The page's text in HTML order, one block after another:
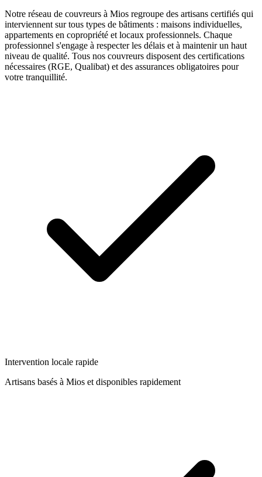
Notre réseau de couvreurs à Mios regroupe des artisans certifiés qui
interviennent sur tous types de bâtiments : maisons individuelles,
appartements en copropriété et locaux professionnels. Chaque
professionnel s'engage à respecter les délais et à maintenir un haut
niveau de qualité. Tous nos couvreurs disposent des certifications
nécessaires (RGE, Qualibat) et des assurances obligatoires pour
votre tranquillité.
Intervention locale rapide
Artisans basés à Mios et disponibles rapidement